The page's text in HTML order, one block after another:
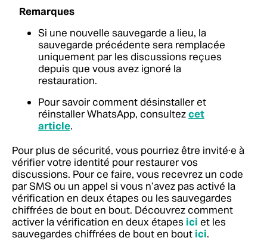
Remarques
Si une nouvelle sauvegarde a lieu, la
sauvegarde précédente sera remplacée
uniquement par les discussions reçues
depuis que vous avez ignoré la
restauration.
Pour savoir comment désinstaller et
réinstaller WhatsApp, consultezcet
article.
Pour plus de sécurité, vous pourriez être invité·e à
vérifier votre identité pour restaurer vos
discussions. Pour ce faire, vous recevrez un code
par SMS ou un appel si vous n’avez pas activé la
vérification en deux étapes ou les sauvegardes
chiffrées de bout en bout. Découvrez comment
activer la vérification en deux étapes ici et les
sauvegardes chiffrées de bout en bout ici.